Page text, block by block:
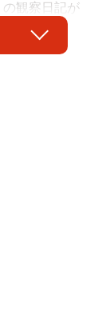
観察日記が
思うほどの面
く待ちわびて